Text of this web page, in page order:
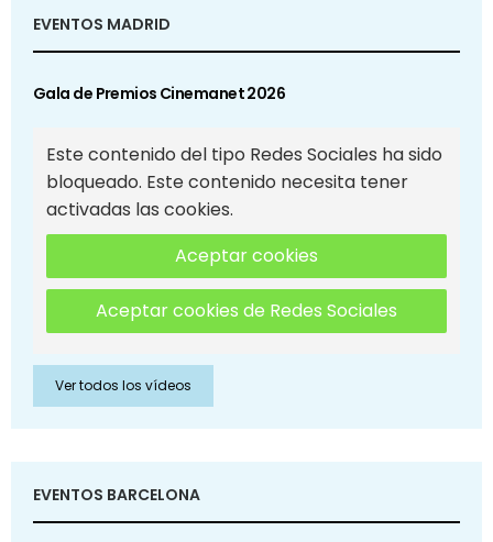
EVENTOS MADRID
Gala de Premios Cinemanet 2026
Este contenido del tipo Redes Sociales ha sido
bloqueado. Este contenido necesita tener
activadas las cookies.
Aceptar cookies
Aceptar cookies de Redes Sociales
Ver todos los vídeos
EVENTOS BARCELONA